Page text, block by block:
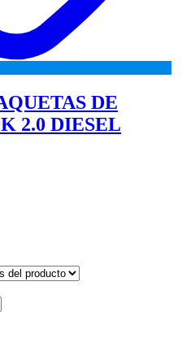
DE
2.0 DIESEL